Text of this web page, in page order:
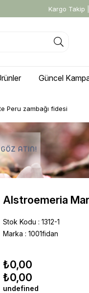
Kargo Takip
Güncel
Peru zambağı fidesi
Alstroemeria
Stok Kodu
1312-1
Marka : 1001fidan
₺0,00
₺0,00
undefined